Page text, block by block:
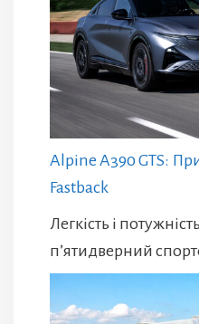
Alpine A390 GTS:
Fastback
Легкість і
п’ятидверний